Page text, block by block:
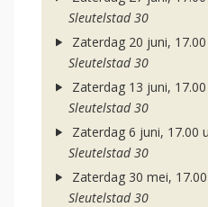
Sleutelstad 30
Zaterdag 20 juni,
Sleutelstad 30
Zaterdag 13 juni,
Sleutelstad 30
Zaterdag 6 juni, 17.00
Sleutelstad 30
Zaterdag 30 mei,
Sleutelstad 30